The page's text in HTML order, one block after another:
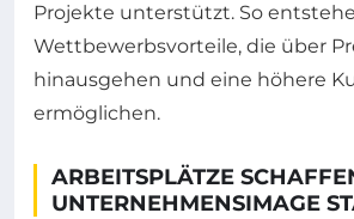
Projekte unterstützt. So
Wettbewerbsvorteile, die über
hinausgehen und eine höhere
ermöglichen.
ARBEITSPLÄTZE
UNTERNEHMENSIMAGE